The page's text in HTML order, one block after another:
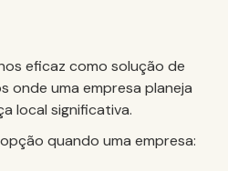
eficaz como solução de
onde uma empresa planeja
local significativa.
quando uma empresa: